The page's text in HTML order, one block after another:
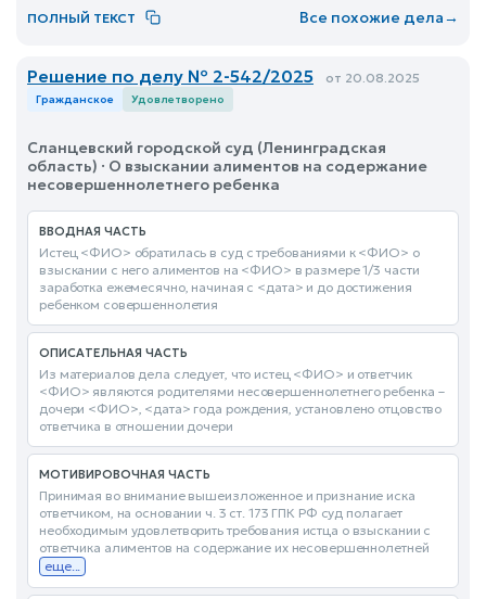
ПОЛНЫЙ ТЕКСТ Все похожие дела→
Решение по делу № 2-542/2025 от 20.08.2025
Гражданское Удовлетворено
Сланцевский городской суд (Ленинградская
область) · О взыскании алиментов на содержание
несовершеннолетнего ребенка
ВВОДНАЯ ЧАСТЬ
Истец <ФИО> обратилась в суд с требованиями к <ФИО> о
взыскании с него алиментов на <ФИО> в размере 1/3 части
заработка ежемесячно, начиная с <дата> и до достижения
ребенком совершеннолетия
ОПИСАТЕЛЬНАЯ ЧАСТЬ
Из материалов дела следует, что истец <ФИО> и ответчик
<ФИО> являются родителями несовершеннолетнего ребенка –
дочери <ФИО>, <дата> года рождения, установлено отцовство
ответчика в отношении дочери
МОТИВИРОВОЧНАЯ ЧАСТЬ
Принимая во внимание вышеизложенное и признание иска
ответчиком, на основании ч. 3 ст. 173 ГПК РФ суд полагает
необходимым удовлетворить требования истца о взыскании с
ответчика алиментов на содержание их несовершеннолетней
еще...